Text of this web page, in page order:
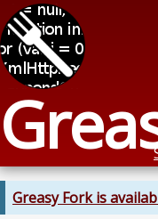
Greasy Fork is